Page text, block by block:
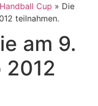
Cup » Die
teilnahmen.
am 9.
2012